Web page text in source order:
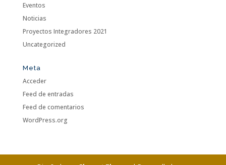
Eventos
Noticias
Proyectos Integradores 2021
Uncategorized
Meta
Acceder
Feed de entradas
Feed de comentarios
WordPress.org